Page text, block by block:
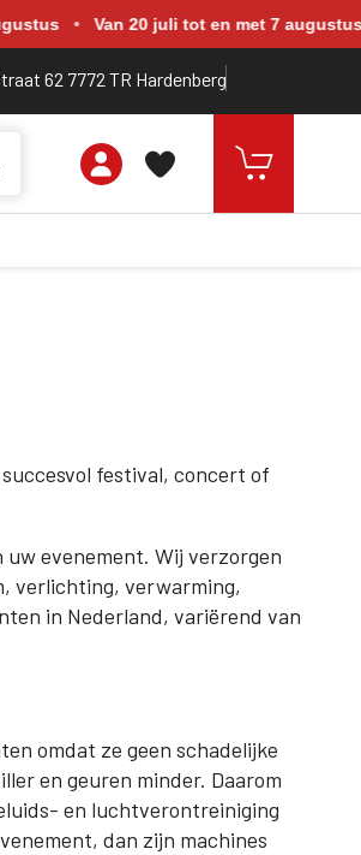
• Van 20 juli tot en met 7 augustus
62 7772 TR Hardenberg
festival, concert of
evenement. Wij verzorgen
verlichting, verwarming,
in Nederland, variërend van
omdat ze geen schadelijke
en geuren minder. Daarom
en luchtverontreiniging
dan zijn machines